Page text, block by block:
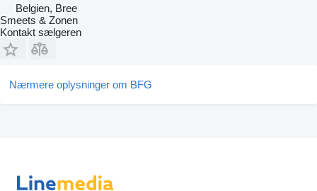
Belgien, Bree
Smeets & Zonen
Kontakt sælgeren
Nærmere oplysninger om BFG